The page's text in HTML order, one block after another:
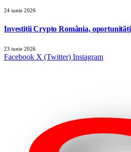
24 iunie 2026
Investiții Crypto România,
23 iunie 2026
Facebook X (Twitter) Instagram